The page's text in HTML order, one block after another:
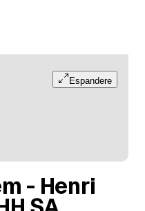
Espandere
- Henri